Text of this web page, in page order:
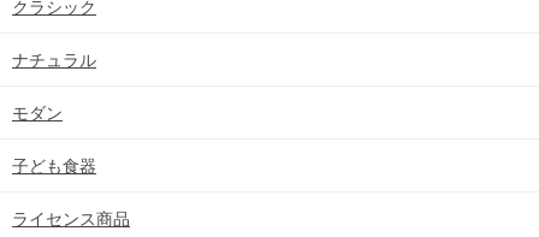
クラシック
ナチュラル
モダン
子ども食器
ライセンス商品